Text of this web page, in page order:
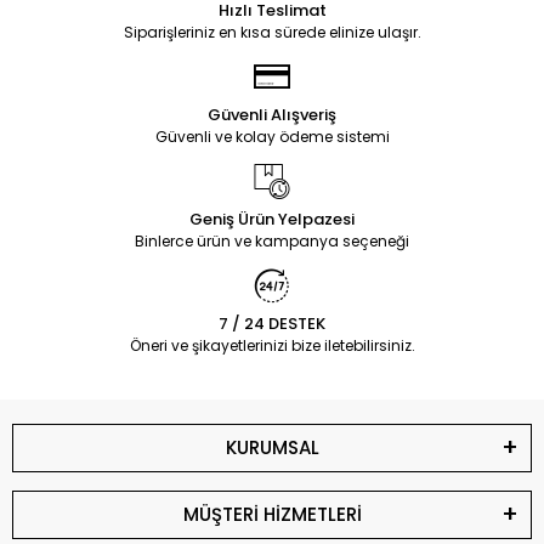
Hızlı Teslimat
Siparişleriniz en kısa sürede elinize ulaşır.
Güvenli Alışveriş
Güvenli ve kolay ödeme sistemi
Geniş Ürün Yelpazesi
Binlerce ürün ve kampanya seçeneği
7 / 24 DESTEK
Öneri ve şikayetlerinizi bize iletebilirsiniz.
KURUMSAL
MÜŞTERİ HİZMETLERİ